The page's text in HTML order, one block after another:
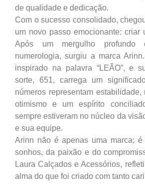
de qualidade e dedicação.
Com o sucesso consolidado,
um novo passo emocionante: criar
Após um mergulho profundo
numerologia, surgiu a marca
inspirado na palavra “LEÃO”, e
sorte, 651, carrega um
números representam estabilidade,
otimismo e um espírito
sempre estiveram no núcleo da
e sua equipe.
Arinn não é apenas uma marca; é
sonhos, da paixão e do
Laura Calçados e Acessórios,
alma do que foi criado com tanto